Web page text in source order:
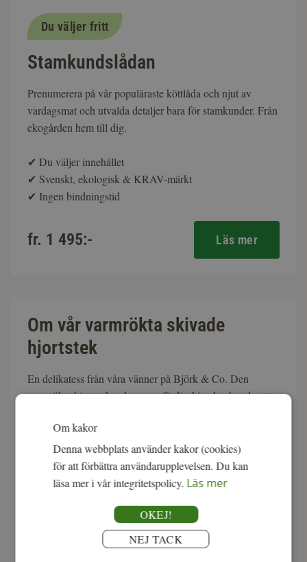
Om vår varmrökta skivade
hjortstek
En delikatess från våra vänner på Björk & Co. Den
varmrökta hjortsteken kommer färdigskivad och redo att
strukturen för tankarna till en klassisk flatrökt skinka, men
med hjortens milda viltsmak som ger mer djup och balans.
En självklar ersättare till rostbiff i kalla rätter och lika
given i sallader, pastarätter och röror. Tack vare den
köttet passar den både till vardags och på en festlig buffé.
Du väljer fritt
Stamkundslådan
Prenumerera på vår populäraste köttlåda och njut av
vardagsmat och utvalda detaljer bara för stamkunder. Från
ekogården hem till dig.
✔ Du väljer innehållet
✔ Svenskt, ekologisk & KRAV-märkt
✔ Ingen bindningstid
fr. 1 495:- Läs mer
Om kakor
Denna webbplats använder kakor (cookies)
för att förbättra användarupplevelsen. Du kan
läsa mer i vår integritetspolicy. Läs mer
OKEJ!
NEJ TACK